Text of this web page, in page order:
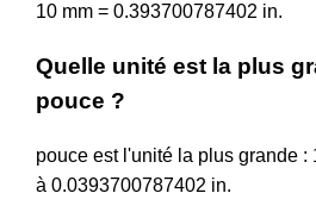
10 mm = 0.393700787402 in.
Quelle unité est la plus
pouce ?
pouce est l'unité la plus grande
à 0.0393700787402 in.